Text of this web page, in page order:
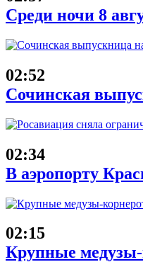
Среди ночи 8
02:52
Сочинская
02:34
В аэропорту
02:15
Крупные медузы-